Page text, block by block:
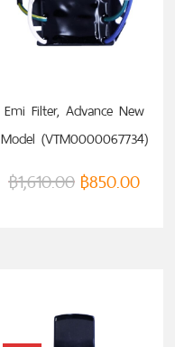
Emi Filter, Advance New
Model (VTM0000067734)
฿1,610.00 ฿850.00